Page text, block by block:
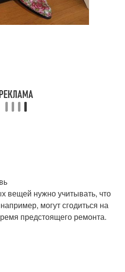
вещей нужно учитывать, что
могут сгодиться на
предстоящего ремонта.